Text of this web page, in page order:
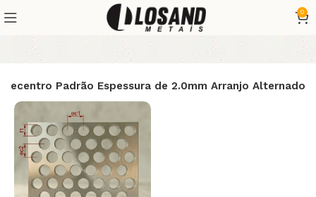
0
Padrão Espessura de 2.0mm Arranjo Alternado